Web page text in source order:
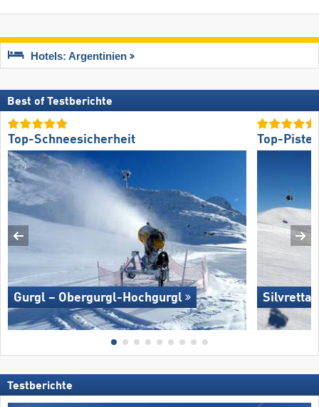
Hotels: Argentinien
Best of Testberichte
Top-Schneesicherheit
Gurgl – Obergurgl-Hochgurgl
Top-
Silvretta
Testberichte